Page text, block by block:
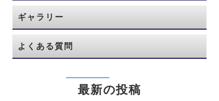
ギャラリー
よくある質問
最新の投稿